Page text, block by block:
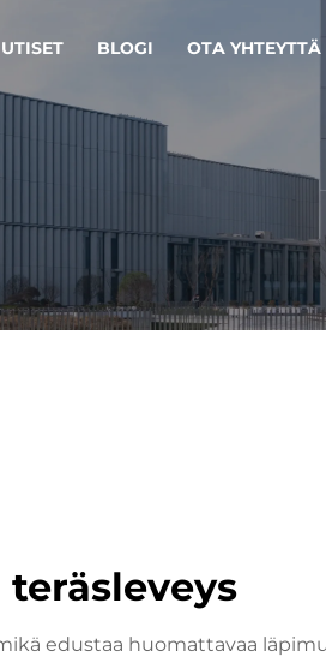
BLOGI OTA YHTEYTTÄ
edustaa huomattavaa